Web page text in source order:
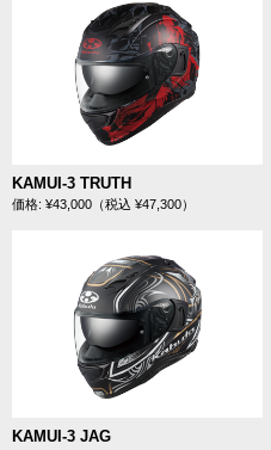
KAMUI-3 TRUTH
価格: ¥43,000（税込 ¥47,300）
KAMUI-3 JAG